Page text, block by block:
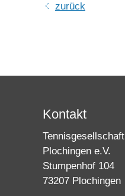
zurück
Kontakt
Tennisgesellschaft
Plochingen e.V.
Stumpenhof 104
73207 Plochingen